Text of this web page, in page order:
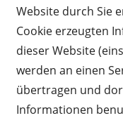
Website durch Sie
Cookie erzeugten
dieser Website
werden an einen
übertragen und
Informationen